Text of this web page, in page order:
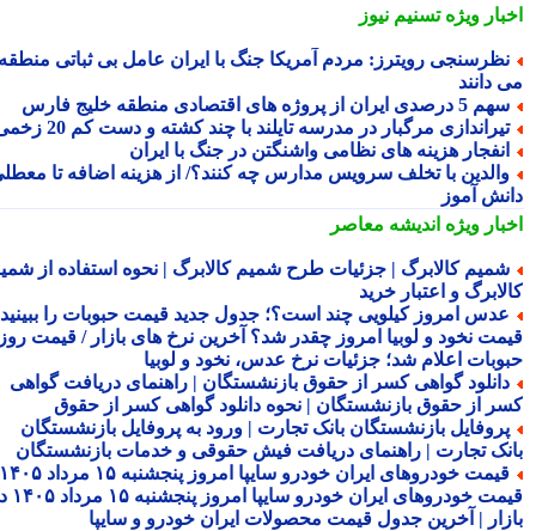
ویژهتسنیم نیوز
رویترز: مردم آمریکا جنگ با ایران عامل بی ثباتی منطقه
دانند
ایران از پروژه های اقتصادی منطقه خلیج فارس
مرگبار در مدرسه تایلند با چند کشته و دست کم 20 زخمی
هزینه های نظامی واشنگتن در جنگ با ایران
با تخلف سرویس مدارس چه کنند؟/ از هزینه اضافه تا معطلی
آموز
ویژهاندیشه معاصر
کالابرگ | جزئیات طرح شمیم کالابرگ | نحوه استفاده از شمیم
و اعتبار خرید
امروز کیلویی چند است؟؛ جدول جدید قیمت حبوبات را ببینید /
نخود و لوبیا امروز چقدر شد؟ آخرین نرخ های بازار / قیمت روز
اعلام شد؛ جزئیات نرخ عدس، نخود و لوبیا
گواهی کسر از حقوق بازنشستگان | راهنمای دریافت گواهی
از حقوق بازنشستگان | نحوه دانلود گواهی کسر از حقوق
بازنشستگان بانک تجارت | ورود به پروفایل بازنشستگان
تجارت | راهنمای دریافت فیش حقوقی و خدمات بازنشستگان
قیمت خودروهای ایران خودرو سایپا امروز پنجشنبه ۱۵ مرداد ۱۴۰۵ |
قیمت خودروهای ایران خودرو سایپا امروز پنجشنبه ۱۵ مرداد ۱۴۰۵ در
| آخرین جدول قیمت محصولات ایران خودرو و سایپا